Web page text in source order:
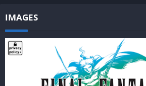
IMAGES